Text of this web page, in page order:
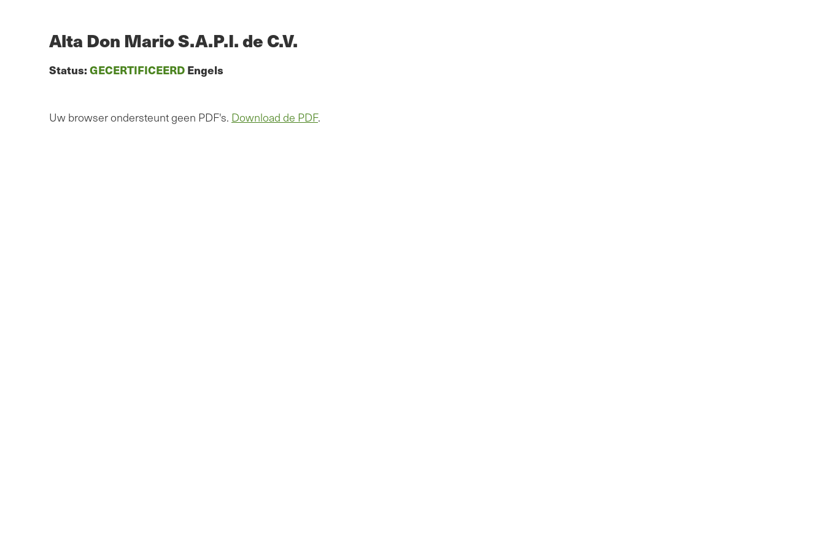
Alta Don Mario S.A.P.I. de C.V.
Status: GECERTIFICEERD Engels
Uw browser ondersteunt geen PDF's. Download de PDF.